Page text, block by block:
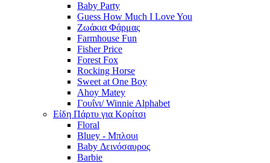
Baby Party
Guess How Much I Love You
Ζωάκια Φάρμας
Farmhouse Fun
Fisher Price
Forest Fox
Rocking Horse
Sweet at One Boy
Ahoy Matey
Γουΐνι/ Winnie Alphabet
Είδη Πάρτυ για Κορίτσι
Floral
Bluey - Μπλουι
Baby Δεινόσαυρος
Barbie